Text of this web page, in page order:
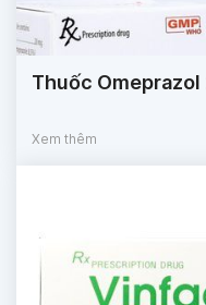
Thuốc
Xem thêm